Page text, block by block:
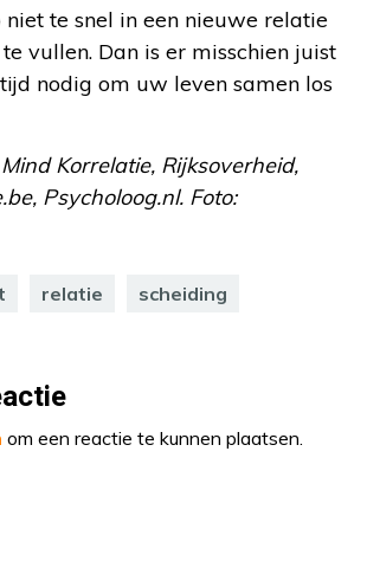
niet te snel in een nieuwe relatie
vullen. Dan is er misschien juist
nodig om uw leven samen los
Korrelatie, Rijksoverheid,
Psycholoog.nl. Foto:
relatie scheiding
om een reactie te kunnen plaatsen.